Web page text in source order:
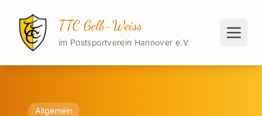
TTC Gelb-Weiss
im Postsportverein Hannover e.V.
Allgemein